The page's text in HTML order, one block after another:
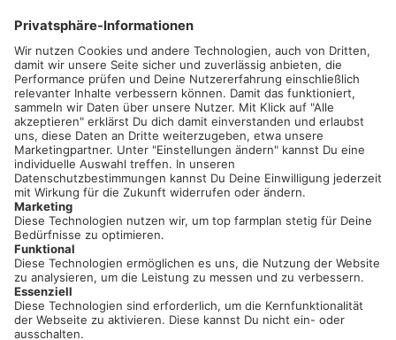
02501 801 44 84
service@topfarmplan.de
Sei immer auf dem Laufenden!
Neue Features, spannende Tipps und hilfreiche Anleitungen!
Registriere dich kostenlos!